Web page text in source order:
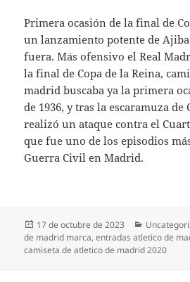
Primera ocasión de la final de
un lanzamiento potente de
fuera. Más ofensivo el Real
la final de Copa de la Reina,
madrid buscaba ya la primera
de 1936, y tras la escaramuza de
realizó un ataque contra el
que fue uno de los episodios
Guerra Civil en Madrid.
Publicado
el
17 de octubre de 2023 Categorías
de madrid marca,entradas atletico de
camiseta de atletico de madrid 2020